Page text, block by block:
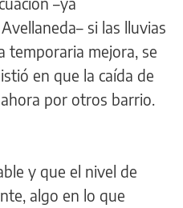
si las lluvias
temporaria mejora, se
en que la caída de
por otros barrio.
y que el nivel de
algo en lo que